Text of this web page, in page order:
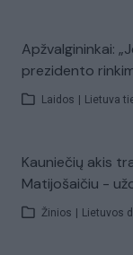
Apžvalgininkai:
prezidento
Laidos Lietuva
Kauniečių akis
Matijošaičiu -
Žinios Lietuvos